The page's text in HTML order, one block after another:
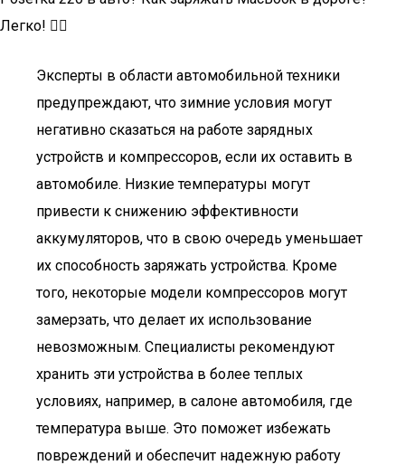
Легко! 👍🏻
Эксперты в области автомобильной техники
предупреждают, что зимние условия могут
негативно сказаться на работе зарядных
устройств и компрессоров, если их оставить в
автомобиле. Низкие температуры могут
привести к снижению эффективности
аккумуляторов, что в свою очередь уменьшает
их способность заряжать устройства. Кроме
того, некоторые модели компрессоров могут
замерзать, что делает их использование
невозможным. Специалисты рекомендуют
хранить эти устройства в более теплых
условиях, например, в салоне автомобиля, где
температура выше. Это поможет избежать
повреждений и обеспечит надежную работу